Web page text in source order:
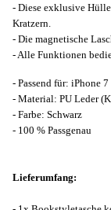
- Diese exklusive
Kratzern.
- Die magnetische
- Alle Funktionen
- Passend für: iPhone 7
- Material: PU Leder
- Farbe: Schwarz
- 100 % Passgenau
Lieferumfang: